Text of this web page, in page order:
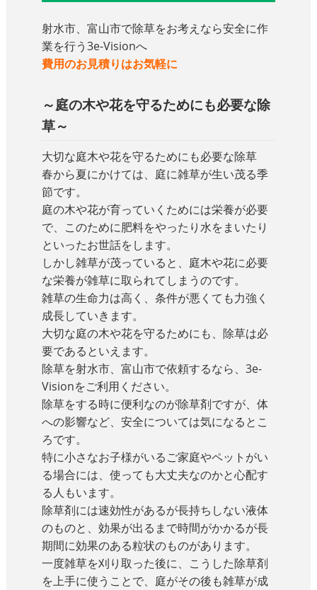
射水市、富山市で除草をお考えなら安全に作
業を行う3e-Visionへ
費用のお見積りはお気軽に
～庭の木や花を守るためにも必要な除
草～
大切な庭木や花を守るためにも必要な除草
春から夏にかけては、庭に雑草が生い茂る季
節です。
庭の木や花が育っていくためには栄養が必要
で、このために肥料をやったり水をまいたり
といったお世話をします。
しかし雑草が茂っていると、庭木や花に必要
な栄養が雑草に取られてしまうのです。
雑草の生命力は高く、条件が悪くても力強く
成長していきます。
大切な庭の木や花を守るためにも、除草は必
要であるといえます。
除草を射水市、富山市で依頼するなら、3e-
Visionをご利用ください。
除草をする時に便利なのが除草剤ですが、体
への影響など、安全については気になるとこ
ろです。
特に小さなお子様がいるご家庭やペットがい
る場合には、使っても大丈夫なのかと心配す
る人もいます。
除草剤には速効性があるが長持ちしない液体
のものと、効果が出るまで時間がかかるが長
期間に効果のある粒状のものがあります。
一度雑草を刈り取った後に、こうした除草剤
を上手に使うことで、庭がその後も雑草が成